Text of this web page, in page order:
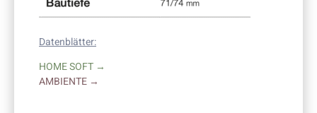
Datenblätter:
HOME SOFT →
AMBIENTE →